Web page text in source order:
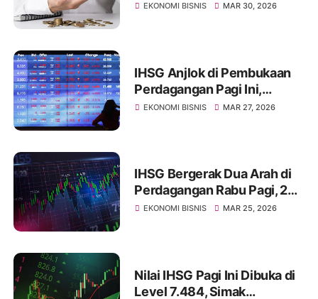
EKONOMI BISNIS MAR 30, 2026
IHSG Anjlok di Pembukaan
Perdagangan Pagi Ini,
Diprediksi Masih Akan
EKONOMI BISNIS MAR 27, 2026
IHSG Bergerak Dua Arah di
Perdagangan Rabu Pagi, 25
Maret 2026, Pasca Libur
EKONOMI BISNIS MAR 25, 2026
Nilai IHSG Pagi Ini Dibuka di
Level 7.484, Simak